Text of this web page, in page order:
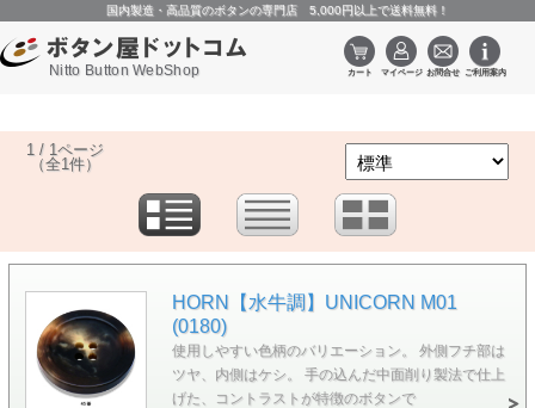
国内製造・高品質のボタンの専門店 5,000円以上で送料無料！
Nitto Button WebShop
1 / 1ページ
（全1件）
HORN【水牛調】UNICORN M01
(0180)
使用しやすい色柄のバリエーション。 外側フチ部は
ツヤ、内側はケシ。 手の込んだ中面削り製法で仕上
げた、コントラストが特徴のボタンで